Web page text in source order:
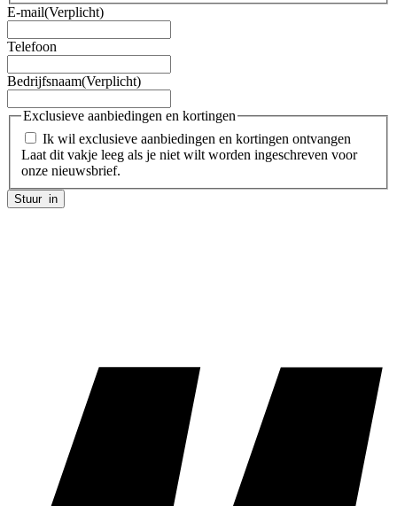
E-mail(Verplicht)
Telefoon
Bedrijfsnaam(Verplicht)
Exclusieve aanbiedingen en kortingen
Ik wil exclusieve aanbiedingen en kortingen ontvangen
Laat dit vakje leeg als je niet wilt worden ingeschreven voor
onze nieuwsbrief.